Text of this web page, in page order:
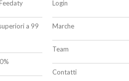
a 99
Login
Marche
Team
Contatti